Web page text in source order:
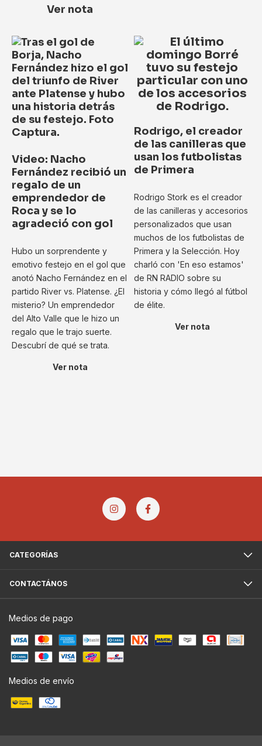
Ver nota
Video: Nacho
Fernández recibió un
regalo de un
emprendedor de
Roca y se lo
agradeció con gol
Hubo un sorprendente y
emotivo festejo en el gol que
anotó Nacho Fernández en el
partido River vs. Platense. ¿El
misterio? Un emprendedor
del Alto Valle que le hizo un
regalo que le trajo suerte.
Descubrí de qué se trata.
Ver nota
Rodrigo, el creador
de las canilleras que
usan los futbolistas
de Primera
Rodrigo Stork es el creador
de las canilleras y accesorios
personalizados que usan
muchos de los futbolistas de
Primera y la Selección. Hoy
charló con 'En eso estamos'
de RN RADIO sobre su
historia y cómo llegó al fútbol
de élite.
Ver nota
CATEGORÍAS
CONTACTÁNOS
Medios de pago
Medios de envío